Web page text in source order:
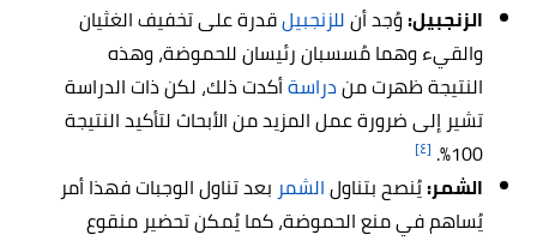
الزنجبيل:وُجد أنللزنجبيلقدرة على تخفيف الغثيان
والقيء وهما مُسسبان رئيسان للحموضة، وهذه
النتيجة ظهرت مندراسةأكدت ذلك، لكن ذات الدراسة
تشير إلى ضرورة عمل المزيد من الأبحاث لتأكيد النتيجة
100%.
[٤]
الشمر:يُنصح بتناولالشمر بعد تناول الوجبات فهذا أمر
يُساهم في منع الحموضة، كما يُمكن تحضير منقوع